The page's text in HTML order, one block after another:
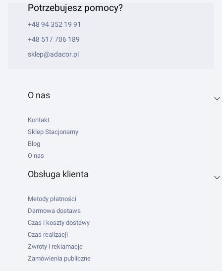
Potrzebujesz pomocy?
+48 94 352 19 91
+48 517 706 189
sklep@adacor.pl
Linki w stopce
O nas
Kontakt
Sklep Stacjonarny
Blog
O nas
Obsługa klienta
Metody płatności
Darmowa dostawa
Czas i koszty dostawy
Czas realizacji
Zwroty i reklamacje
Zamówienia publiczne